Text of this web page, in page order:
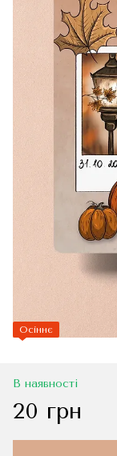
Осіннє
В наявності
20 грн